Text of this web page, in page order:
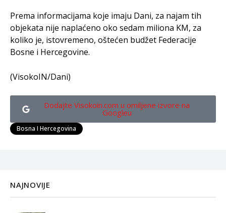
Prema informacijama koje imaju Dani, za najam tih
objekata nije naplaćeno oko sedam miliona KM, za
koliko je, istovremeno, oštećen budžet Federacije
Bosne i Hercegovine.
(VisokoIN/Dani)
Dodajte Visokoin.com u omiljene izvore na
Googleu
Bosna I Hercegovina
NAJNOVIJE